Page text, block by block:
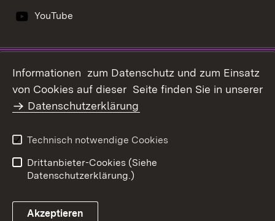
YouTube
Impressum
Datenschutz
Erklärung zur
Barrierefreiheit
Benutzungshinweise
Ernährung - Ländlicher
Informationen zum Datenschutz und zum Einsatz
von Cookies auf dieser Seite finden Sie in unserer
Datenschutzerklärung
Technisch notwendige Cookies
Drittanbieter-Cookies (Siehe
Datenschutzerklärung.)
Akzeptieren